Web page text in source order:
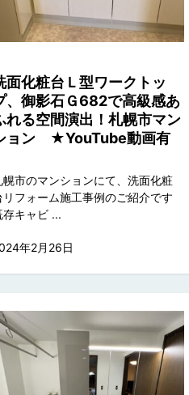
面化粧台Ｌ型ワークトッ
、御影石Ｇ682で高級感あ
れる空間演出！札幌市マン
ョン ★YouTube動画有
幌市のマンションにて、洗面化粧
リフォーム施工事例のご紹介です
存キャビ ...
年2月26日